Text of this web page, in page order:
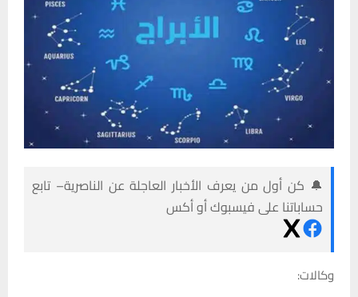
🔔 كن أول من يعرف الأخبار العاجلة عن الناصرية– تابع
حساباتنا على فيسبوك أو أكس
وكالات: